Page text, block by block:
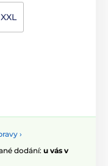
XXL
›
dodání: u vás v